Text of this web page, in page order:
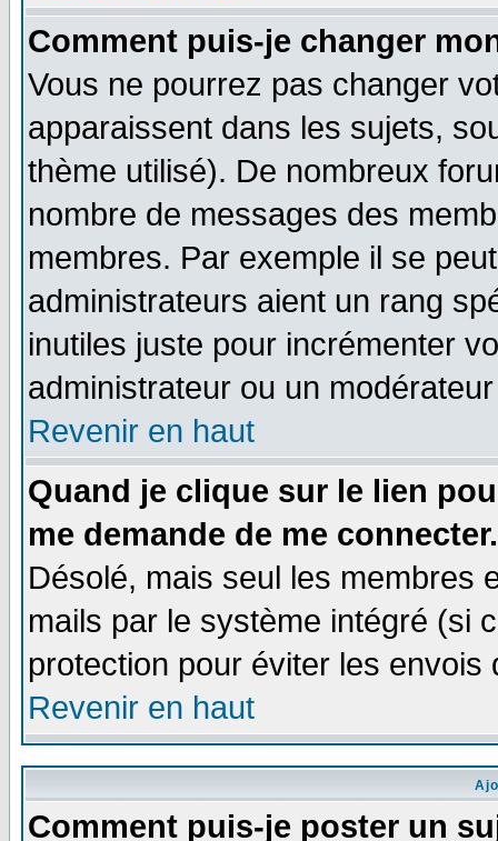
Comment puis-je changer
Vous ne pourrez pas changer
apparaissent dans les sujets,
thème utilisé). De nombreux
nombre de messages des
membres. Par exemple il se
administrateurs aient un rang
inutiles juste pour incrémenter
administrateur ou un
Revenir en haut
Quand je clique sur le lien
me demande de me connecter.
Désolé, mais seul les membres
mails par le système intégré (si
protection pour éviter les
Revenir en haut
Comment puis-je poster un